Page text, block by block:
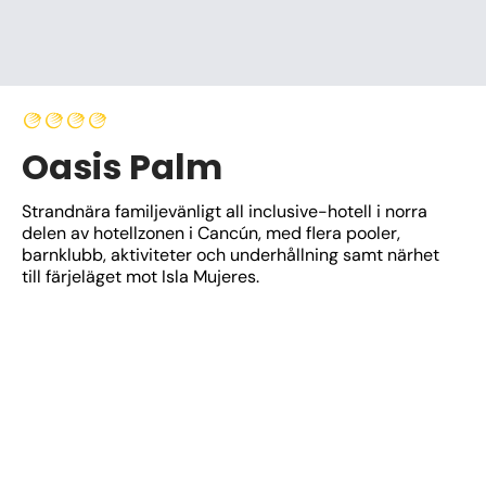
Oasis Palm
Strandnära familjevänligt all inclusive-hotell i norra
delen av hotellzonen i Cancún, med flera pooler,
barnklubb, aktiviteter och underhållning samt närhet
till färjeläget mot Isla Mujeres.